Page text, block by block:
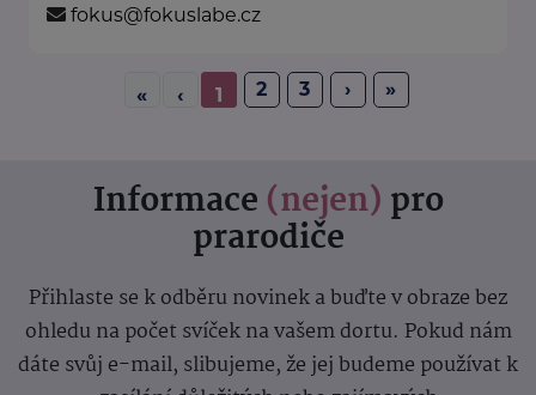
fokus@fokuslabe.cz
« ‹ 1 2 3 › »
Informace (nejen) pro
prarodiče
Přihlaste se k odběru novinek a buďte v obraze bez
ohledu na počet svíček na vašem dortu. Pokud nám
dáte svůj e-mail, slibujeme, že jej budeme používat k